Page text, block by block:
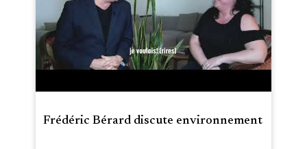
Frédéric Bérard discute environnement